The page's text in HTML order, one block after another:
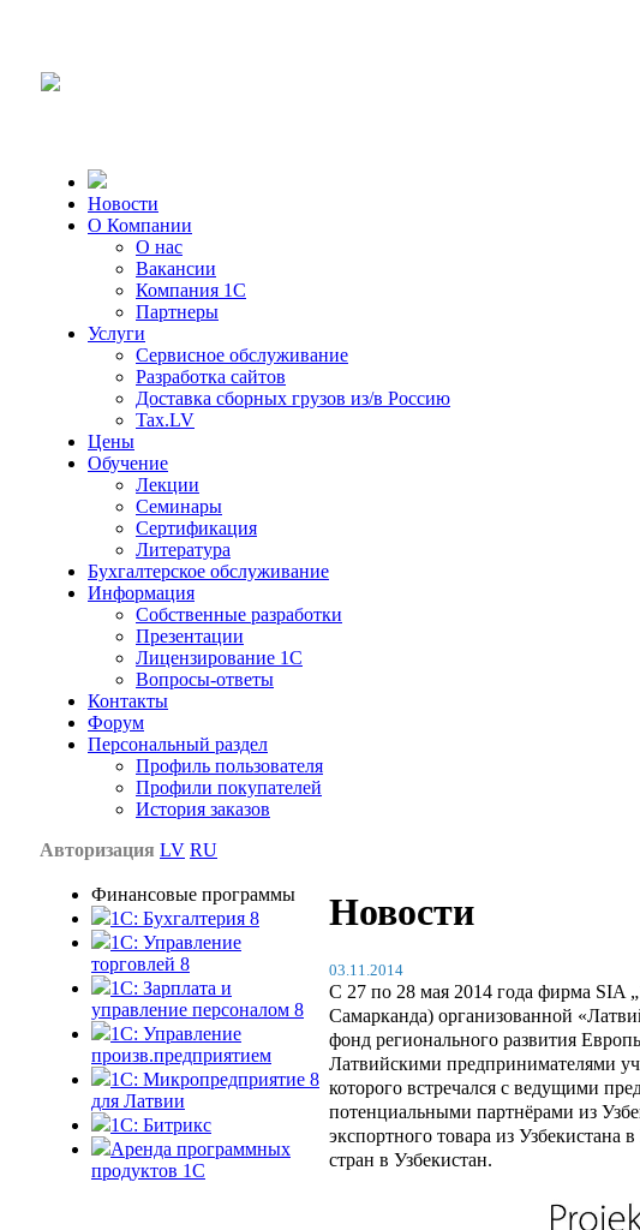
Новости
О Компании
О нас
Вакансии
Компания 1С
Партнеры
Услуги
Сервисное обслуживание
Разработка сайтов
Доставка сборных грузов из/в Россию
Tax.LV
Цены
Обучение
Лекции
Семинары
Сертификация
Литература
Бухгалтерское обслуживание
Информация
Собственные разработки
Презентации
Лицензирование 1С
Вопросы-ответы
Контакты
Форум
Персональный раздел
Профиль пользователя
Профили покупателей
История заказов
Авторизация LV RU
Финансовые программы
1С: Бухгалтерия 8
1C: Управление
торговлей 8
1C: Зарплата и
управление персоналом 8
1C: Управление
произв.предприятием
1С: Микропредприятие 8
для Латвии
1C: Битрикс
Аренда программных
продуктов 1С
Новости
03.11.2014
С 27 по 28 мая 2014 года фирма SIA
Самарканда) организованной
фонд регионального развития
Латвийскими предпринимателями
которого встречался с ведущими
потенциальными партнёрами из
экспортного товара из
стран в Узбекистан.